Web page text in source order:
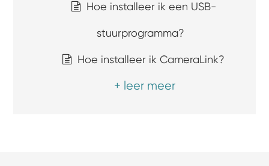
Hoe installeer ik een USB-
stuurprogramma?
Hoe installeer ik CameraLink?
+ leer meer